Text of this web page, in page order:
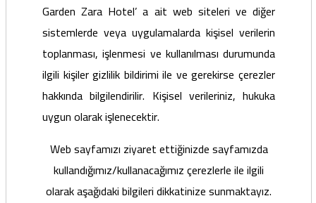
Garden Zara Hotel’ a ait web siteleri ve diğer
sistemlerde veya uygulamalarda kişisel verilerin
toplanması, işlenmesi ve kullanılması durumunda
ilgili kişiler gizlilik bildirimi ile ve gerekirse çerezler
hakkında bilgilendirilir. Kişisel verileriniz, hukuka
uygun olarak işlenecektir.
Web sayfamızı ziyaret ettiğinizde sayfamızda
kullandığımız/kullanacağımız çerezlerle ile ilgili
olarak aşağıdaki bilgileri dikkatinize sunmaktayız.